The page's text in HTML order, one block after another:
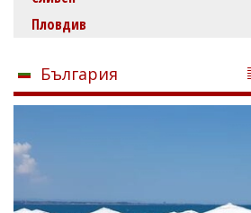
Пловдив
България